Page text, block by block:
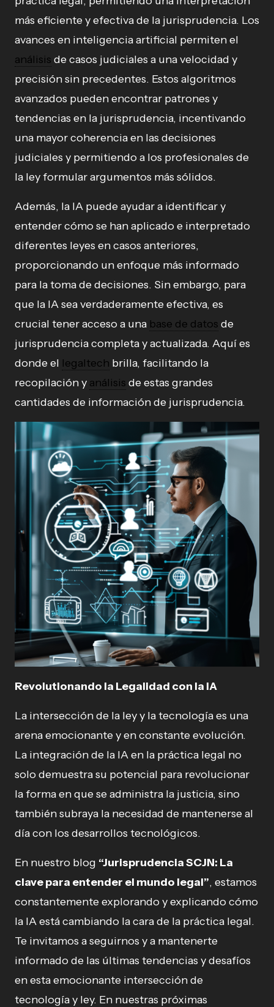
más eficiente y efectiva de la jurisprudencia. Los
avances en inteligencia artificial permiten el
análisis de casos judiciales a una velocidad y
precisión sin precedentes. Estos algoritmos
avanzados pueden encontrar patrones y
tendencias en la jurisprudencia, incentivando
una mayor coherencia en las decisiones
judiciales y permitiendo a los profesionales de
la ley formular argumentos más sólidos.
Además, la IA puede ayudar a identificar y
entender cómo se han aplicado e interpretado
diferentes leyes en casos anteriores,
proporcionando un enfoque más informado
para la toma de decisiones. Sin embargo, para
que la IA sea verdaderamente efectiva, es
crucial tener acceso a una base de datos de
jurisprudencia completa y actualizada. Aquí es
donde el legaltech brilla, facilitando la
recopilación y análisis de estas grandes
cantidades de información de jurisprudencia.
Revolutionando la Legalidad con la IA
La intersección de la ley y la tecnología es una
arena emocionante y en constante evolución.
La integración de la IA en la práctica legal no
solo demuestra su potencial para revolucionar
la forma en que se administra la justicia, sino
también subraya la necesidad de mantenerse al
día con los desarrollos tecnológicos.
En nuestro blog “Jurisprudencia SCJN: La
clave para entender el mundo legal”, estamos
constantemente explorando y explicando cómo
la IA está cambiando la cara de la práctica legal.
Te invitamos a seguirnos y a mantenerte
informado de las últimas tendencias y desafíos
en esta emocionante intersección de
tecnología y ley. En nuestras próximas